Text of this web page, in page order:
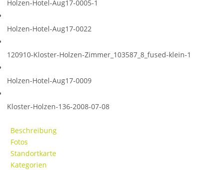
Holzen-Hotel-Aug17-0005-1
Holzen-Hotel-Aug17-0022
120910-Kloster-Holzen-Zimmer_103587_8_fused-klein-1
Holzen-Hotel-Aug17-0009
Kloster-Holzen-136-2008-07-08
Beschreibung
Fotos
Standortkarte
Kategorien